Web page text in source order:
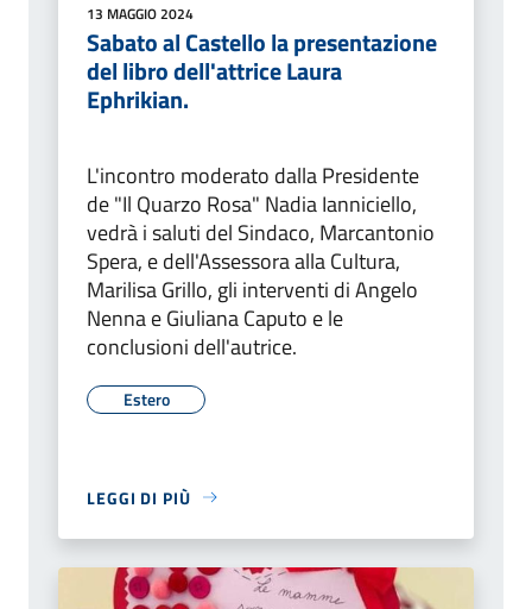
13 MAGGIO 2024
Sabato al Castello la presentazione
del libro dell'attrice Laura
Ephrikian.
L'incontro moderato dalla Presidente
de "Il Quarzo Rosa" Nadia Ianniciello,
vedrà i saluti del Sindaco, Marcantonio
Spera, e dell'Assessora alla Cultura,
Marilisa Grillo, gli interventi di Angelo
Nenna e Giuliana Caputo e le
conclusioni dell'autrice.
Estero
LEGGI DI PIÙ